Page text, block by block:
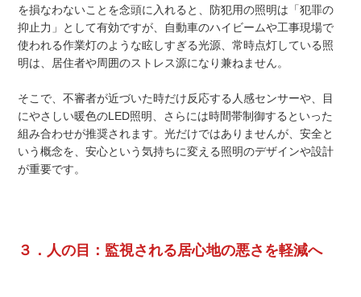
を損なわないことを念頭に入れると、防犯用の照明は「犯罪の
抑止力」として有効ですが、自動車のハイビームや工事現場で
使われる作業灯のような眩しすぎる光源、常時点灯している照
明は、居住者や周囲のストレス源になり兼ねません。
そこで、不審者が近づいた時だけ反応する人感センサーや、目
にやさしい暖色のLED照明、さらには時間帯制御するといった
組み合わせが推奨されます。光だけではありませんが、安全と
いう概念を、安心という気持ちに変える照明のデザインや設計
が重要です。
３．人の目：監視される居心地の悪さを軽減へ